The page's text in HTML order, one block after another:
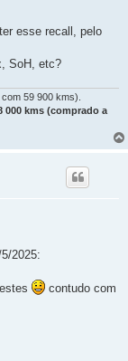
esse recall, pelo
SoH, etc?
59 900 kms).
000 kms (comprado a
2025:
contudo com